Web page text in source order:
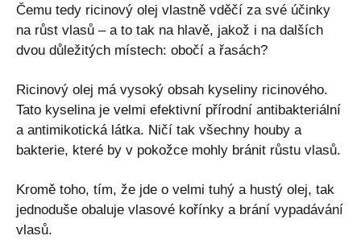
Čemu tedy ricinový olej vlastně vděčí za své účinky
na růst vlasů – a to tak na hlavě, jakož i na dalších
dvou důležitých místech: obočí a řasách?
Ricinový olej má vysoký obsah kyseliny ricinového.
Tato kyselina je velmi efektivní přírodní antibakteriální
a antimikotická látka. Ničí tak všechny houby a
bakterie, které by v pokožce mohly bránit růstu vlasů.
Kromě toho, tím, že jde o velmi tuhý a hustý olej, tak
jednoduše obaluje vlasové kořínky a brání vypadávání
vlasů.